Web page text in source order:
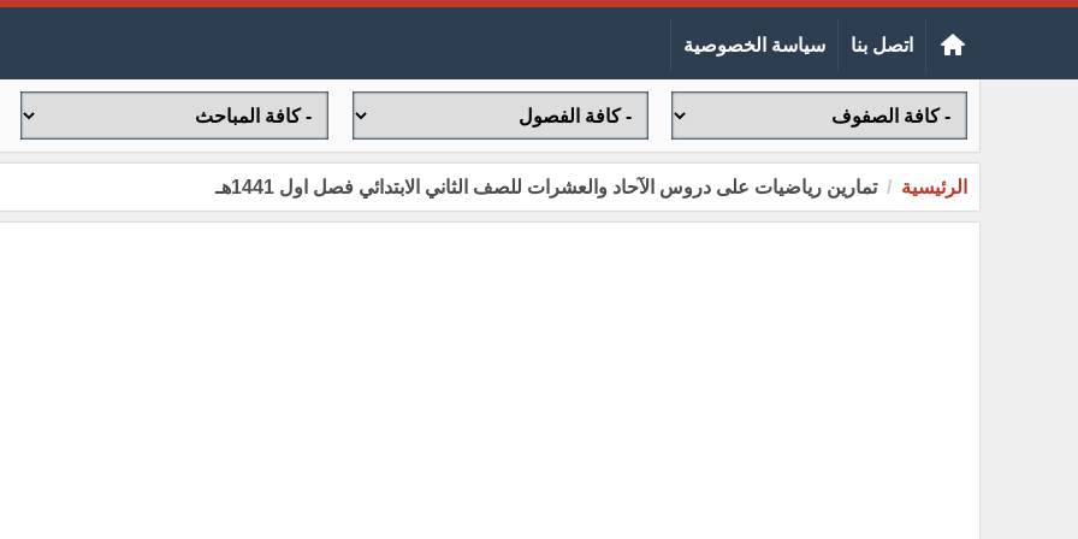
اتصل بنا سياسة الخصوصية
الرئيسية تمارين رياضيات على دروس الآحاد والعشرات للصف الثاني الابتدائي فصل اول 1441هـ